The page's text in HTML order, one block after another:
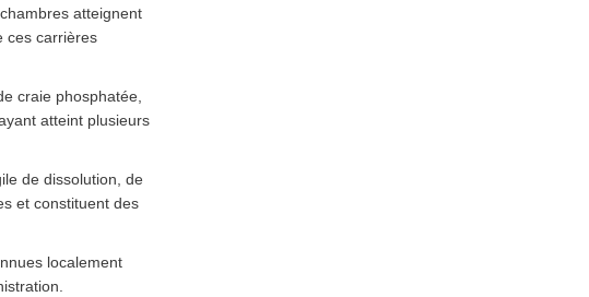
atteignent
ces carrières
craie phosphatée,
atteint plusieurs
de dissolution, de
et constituent des
localement